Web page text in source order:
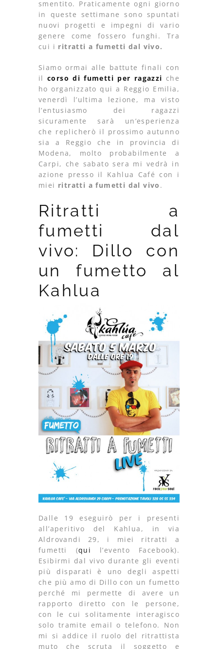
smentito. Praticamente ogni giorno
in queste settimane sono spuntati
nuovi progetti e impegni di vario
genere come fossero funghi. Tra
cui i ritratti a fumetti dal vivo.
Siamo ormai alle battute finali con
ilcorso di fumetti per ragazzi che
ho organizzato qui a Reggio Emilia,
venerdì l’ultima lezione, ma visto
l’entusiasmo dei ragazzi
sicuramente sarà un’esperienza
che replicherò il prossimo autunno
sia a Reggio che in provincia di
Modena, molto probabilmente a
Carpi, che sabato sera mi vedrà in
azione presso il Kahlua Café con i
miei ritratti a fumetti dal vivo .
Ritratti a
fumetti dal
vivo: Dillo con
un fumetto al
Kahlua
Dalle 19 eseguirò per i presenti
all’aperitivo del Kahlua, in via
Aldrovandi 29, i miei ritratti a
fumetti (qui
l’evento Facebook).
Esibirmi dal vivo durante gli eventi
più disparati è uno degli aspetti
che più amo di Dillo con un fumetto
perché mi permette di avere un
rapporto diretto con le persone,
con le cui solitamente interagisco
solo tramite email o telefono. Non
mi si addice il ruolo del ritrattista
muto che scruta il soggetto e